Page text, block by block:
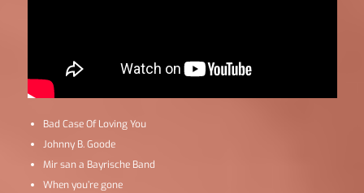
Bad Case Of Loving You
Johnny B. Goode
Mir san a Bayrische Band
When you’re gone